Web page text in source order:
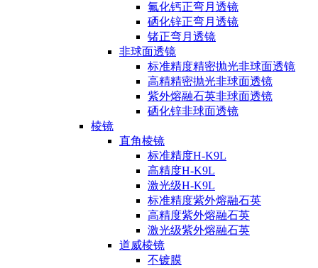
氟化钙正弯月透镜
硒化锌正弯月透镜
锗正弯月透镜
非球面透镜
标准精度精密抛光非球面透镜
高精精密抛光非球面透镜
紫外熔融石英非球面透镜
硒化锌非球面透镜
棱镜
直角棱镜
标准精度H-K9L
高精度H-K9L
激光级H-K9L
标准精度紫外熔融石英
高精度紫外熔融石英
激光级紫外熔融石英
道威棱镜
不镀膜